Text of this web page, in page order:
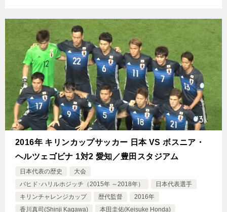
2016年 キリンカップサッカー 日本 VS ボスニア・
ヘルツェゴビナ 1対2 愛知／豊田スタジアム
日本代表の歴史
大会
バヒド･ハリルホジッチ（2015年 ～2018年）
日本代表選手
キリンチャレンジカップ
歴代監督
2016年
香川真司(Shinji Kagawa)
本田圭佑(Keisuke Honda)